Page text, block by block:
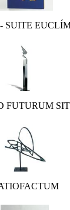
SUITE
FUTURUM SIT